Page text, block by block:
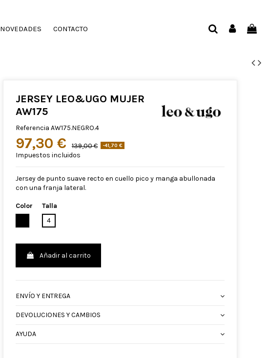
NOVEDADES CONTACTO
JERSEY LEO&UGO MUJER
AW175
Referencia AW175.NEGRO.4
97,30 € 139,00 € -41,70 €
Impuestos incluidos
Jersey de punto suave recto en cuello pico y manga abullonada
con una franja lateral.
Color
Talla
4
Añadir al carrito
ENVÍO Y ENTREGA
DEVOLUCIONES Y CAMBIOS
AYUDA